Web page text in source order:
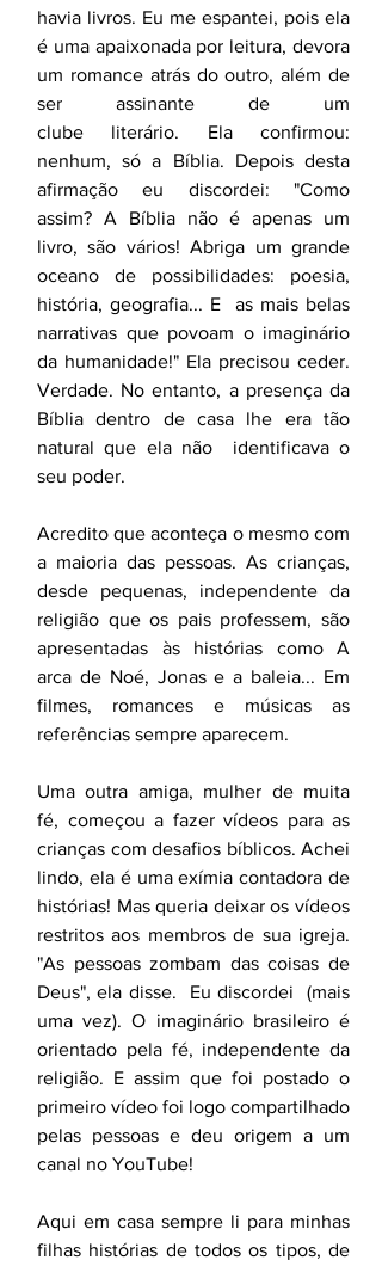
havia livros. Eu me espantei, pois ela
é uma apaixonada por leitura, devora
um romance atrás do outro, além de
ser assinante de um
clube literário. Ela confirmou:
nenhum, só a Bíblia. Depois desta
afirmação eu discordei: "Como
assim? A Bíblia não é apenas um
livro, são vários! Abriga um grande
oceano de possibilidades: poesia,
história, geografia... E  as mais belas
narrativas que povoam o imaginário
da humanidade!" Ela precisou ceder.
Verdade. No entanto, a presença da
Bíblia dentro de casa lhe era tão
natural que ela não  identificava o
seu poder.
Acredito que aconteça o mesmo com
a maioria das pessoas. As crianças,
desde pequenas, independente da
religião que os pais professem, são
apresentadas às histórias como A
arca de Noé, Jonas e a baleia... Em
filmes, romances e músicas as
referências sempre aparecem.
Uma outra amiga, mulher de muita
fé, começou a fazer vídeos para as
crianças com desafios bíblicos. Achei
lindo, ela é uma exímia contadora de
histórias! Mas queria deixar os vídeos
restritos aos membros de sua igreja.
"As pessoas zombam das coisas de
Deus", ela disse.  Eu discordei  (mais
uma vez). O imaginário brasileiro é
orientado pela fé, independente da
religião. E assim que foi postado o
primeiro vídeo foi logo compartilhado
pelas pessoas e deu origem a um
canal no YouTube!
Aqui em casa sempre li para minhas
filhas histórias de todos os tipos, de